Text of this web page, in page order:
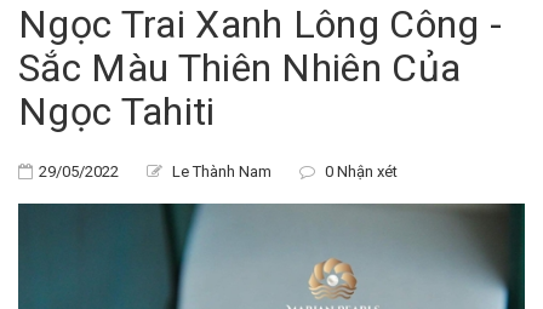
Ngọc Trai Xanh Lông Công -
Sắc Màu Thiên Nhiên Của
Ngọc Tahiti
29/05/2022 Le Thành Nam 0 Nhận xét